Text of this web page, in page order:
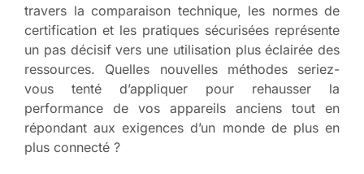
travers la comparaison technique, les normes de
certification et les pratiques sécurisées représente
un pas décisif vers une utilisation plus éclairée des
ressources. Quelles nouvelles méthodes seriez-
vous tenté d’appliquer pour rehausser la
performance de vos appareils anciens tout en
répondant aux exigences d’un monde de plus en
plus connecté ?